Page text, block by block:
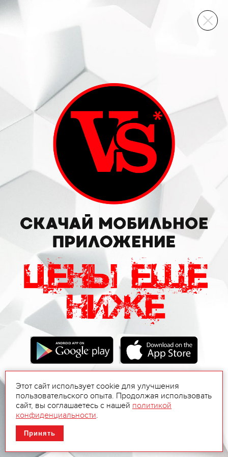
ВИННЫЙ СКЛАД
Этот сайт использует cookie для улучшения
пользовательского опыта. Продолжая использовать
сайт, вы соглашаетесь с нашей политикой
конфиденциальности.
Принять